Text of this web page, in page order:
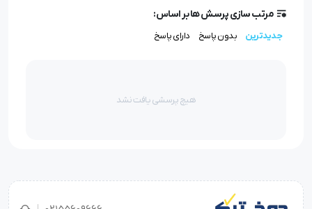
می‌نماید.
دوخت انواع لباس‌های روزمره و رسمی
مرتب سازی پرسش ها بر اساس:
جدیدترین بدون پاسخ دارای پاسخ
هیچ پرسشی یافت نشد